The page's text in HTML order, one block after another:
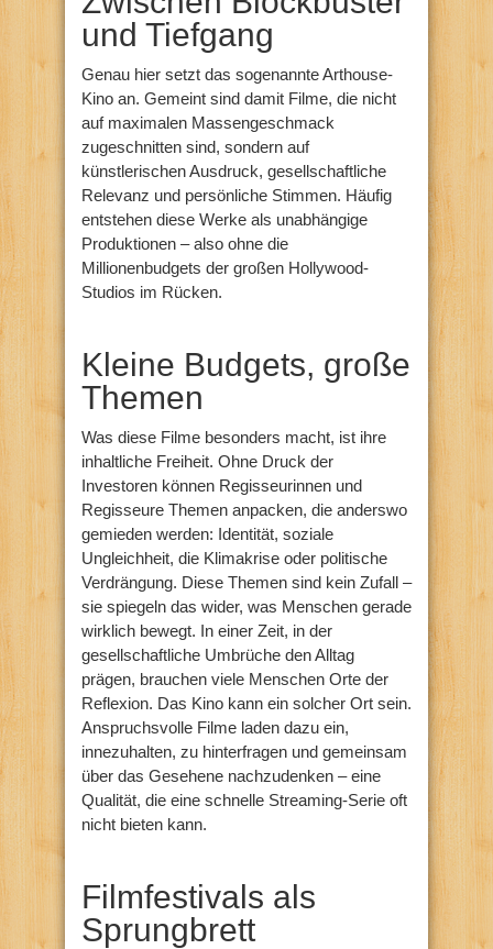
und Tiefgang
Genau hier setzt das sogenannte Arthouse-
Kino an. Gemeint sind damit Filme, die nicht
auf maximalen Massengeschmack
zugeschnitten sind, sondern auf
künstlerischen Ausdruck, gesellschaftliche
Relevanz und persönliche Stimmen. Häufig
entstehen diese Werke als unabhängige
Produktionen – also ohne die
Millionenbudgets der großen Hollywood-
Studios im Rücken.
Kleine Budgets, große
Themen
Was diese Filme besonders macht, ist ihre
inhaltliche Freiheit. Ohne Druck der
Investoren können Regisseurinnen und
Regisseure Themen anpacken, die anderswo
gemieden werden: Identität, soziale
Ungleichheit, die Klimakrise oder politische
Verdrängung. Diese Themen sind kein Zufall –
sie spiegeln das wider, was Menschen gerade
wirklich bewegt. In einer Zeit, in der
gesellschaftliche Umbrüche den Alltag
prägen, brauchen viele Menschen Orte der
Reflexion. Das Kino kann ein solcher Ort sein.
Anspruchsvolle Filme laden dazu ein,
innezuhalten, zu hinterfragen und gemeinsam
über das Gesehene nachzudenken – eine
Qualität, die eine schnelle Streaming-Serie oft
nicht bieten kann.
Filmfestivals als
Sprungbrett